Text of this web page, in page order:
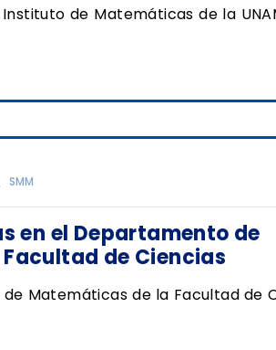
de Matemáticas de la
SMM
en el Departamento de
de Ciencias
Matemáticas de la Facultad de